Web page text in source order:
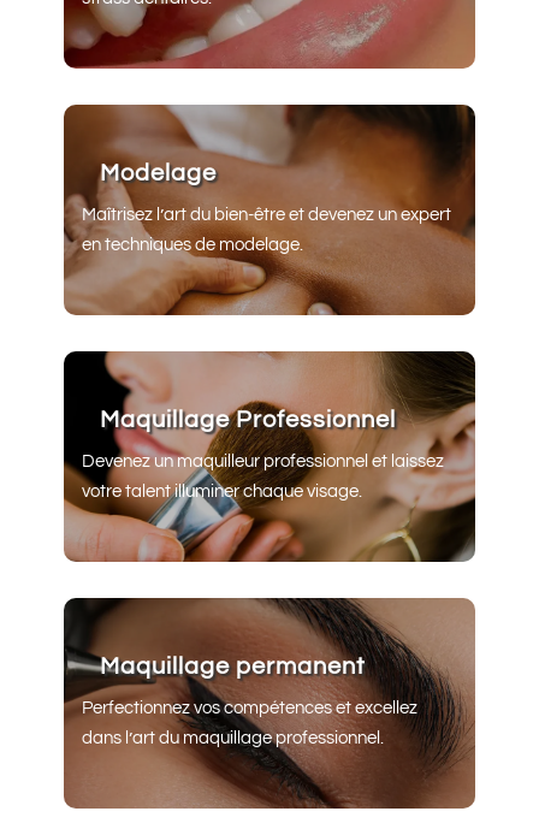
Modelage
Maîtrisez l’art du bien-être et devenez un expert
en techniques de modelage.
Maquillage Professionnel
Devenez un maquilleur professionnel et laissez
votre talent illuminer chaque visage.
Maquillage permanent
Perfectionnez vos compétences et excellez
dans l’art du maquillage professionnel.